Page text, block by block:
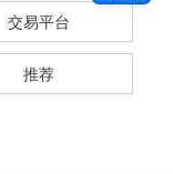
交易平台
推荐